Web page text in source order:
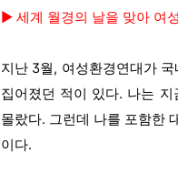
▶ 세계 월경의 날을 맞아 여
지난 3월, 여성환경연대가
집어졌던 적이 있다. 나는
몰랐다. 그런데 나를 포함한
이다.